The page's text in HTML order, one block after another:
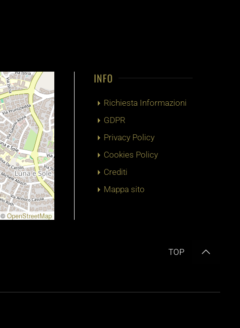
©OpenStreetMap
INFO
Richiesta Informazioni
GDPR
Privacy Policy
Cookies Policy
Crediti
Mappa sito
TOP